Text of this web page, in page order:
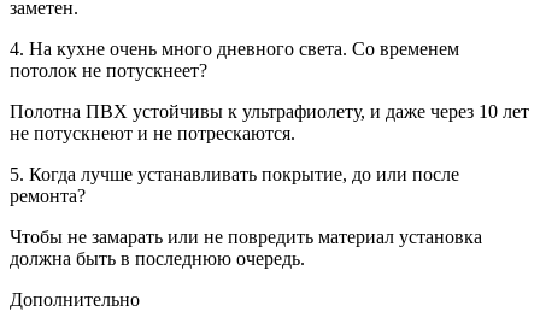
заметен.
4. На кухне очень много дневного света. Со временем
потолок не потускнеет?
Полотна ПВХ устойчивы к ультрафиолету, и даже через 10 лет
не потускнеют и не потрескаются.
5. Когда лучше устанавливать покрытие, до или после
ремонта?
Чтобы не замарать или не повредить материал установка
должна быть в последнюю очередь.
Дополнительно